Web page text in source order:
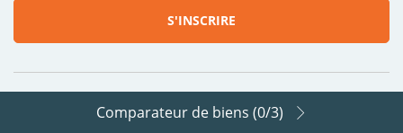
Suivez-nous sur les réseaux
Comparateur de biens (0/3)